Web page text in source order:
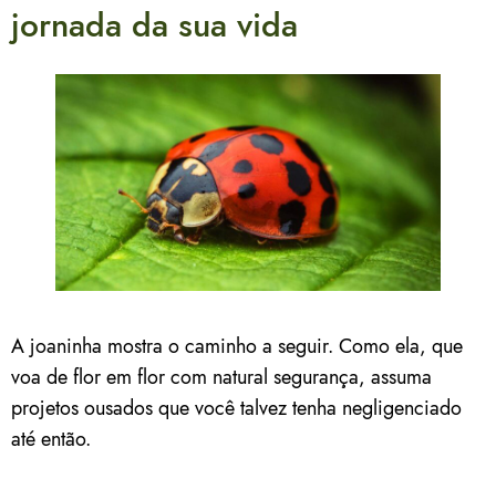
jornada da sua vida
A joaninha mostra o caminho a seguir. Como ela, que
voa de flor em flor com natural segurança, assuma
projetos ousados ​​que você talvez tenha negligenciado
até então.